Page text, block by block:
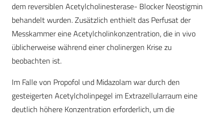
dem reversiblen Acetylcholinesterase- Blocker Neostigmin
behandelt wurden. Zusätzlich enthielt das Perfusat der
Messkammer eine Acetylcholinkonzentration, die in vivo
üblicherweise während einer cholinergen Krise zu
beobachten ist.
Im Falle von Propofol und Midazolam war durch den
gesteigerten Acetylcholinpegel im Extrazellularraum eine
deutlich höhere Konzentration erforderlich, um die